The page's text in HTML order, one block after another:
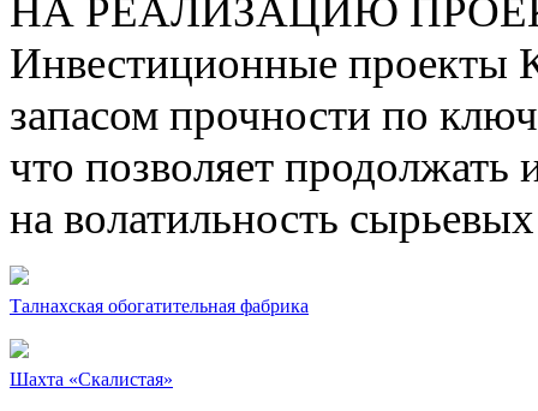
НА РЕАЛИЗАЦИЮ
Инвестиционные проекты
запасом прочности по
что позволяет продолжать
на волатильность
Талнахская обогатительная фабрика
Шахта «Скалистая»